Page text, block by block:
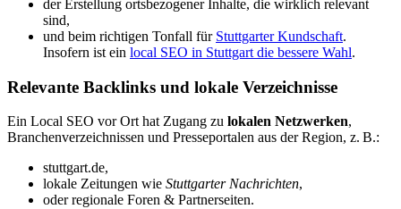
der Erstellung ortsbezogener Inhalte, die wirklich relevant
sind,
und beim richtigen Tonfall für Stuttgarter Kundschaft.
Insofern ist ein local SEO in Stuttgart die bessere Wahl.
Relevante Backlinks und lokale Verzeichnisse
Ein Local SEO vor Ort hat Zugang zu lokalen Netzwerken,
Branchenverzeichnissen und Presseportalen aus der Region, z. B.:
stuttgart.de,
lokale Zeitungen wie Stuttgarter Nachrichten,
oder regionale Foren & Partnerseiten.